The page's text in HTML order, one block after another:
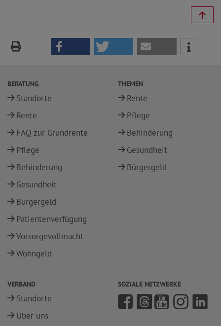
BERATUNG
Standorte
Rente
FAQ zur Grundrente
Pflege
Behinderung
Gesundheit
Bürgergeld
Patientenverfügung
Vorsorgevollmacht
Wohngeld
THEMEN
Rente
Pflege
Behinderung
Gesundheit
Bürgergeld
VERBAND
Standorte
Über uns
SOZIALE NETZWERKE